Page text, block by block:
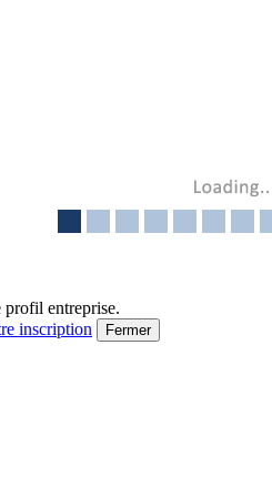
profil entreprise.
inscription
Fermer